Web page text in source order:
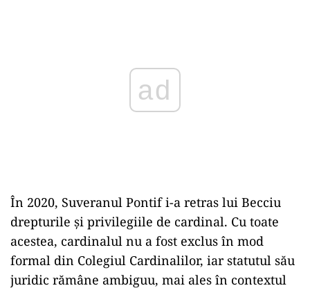
În 2020, Suveranul Pontif i-a retras lui Becciu
drepturile și privilegiile de cardinal. Cu toate
acestea, cardinalul nu a fost exclus în mod
formal din Colegiul Cardinalilor, iar statutul său
juridic rămâne ambiguu, mai ales în contextul